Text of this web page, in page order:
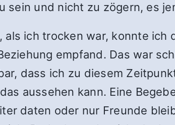
sein und nicht zu zögern, es
als ich trocken war, konnte
empfand. Das war
dass ich zu diesem
aussehen kann. Eine
daten oder nur Freunde